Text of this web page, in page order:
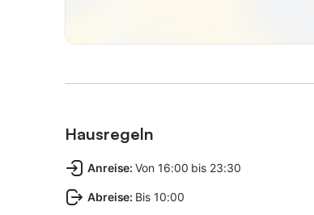
Hausregeln
Anreise: Von 16:00 bis 23:30
Abreise: Bis 10:00